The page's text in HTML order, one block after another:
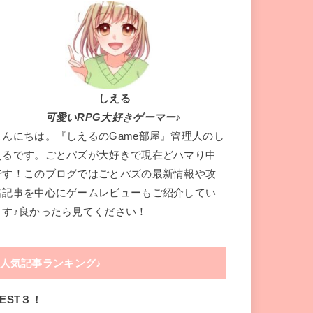
える
愛いRPG大好きゲーマー♪
んにちは。『しえるのGame部屋』管理人のし
るです。ごとパズが大好きで現在どハマり中
す！このブログではごとパズの最新情報や攻
記事を中心にゲームレビューもご紹介してい
す♪良かったら見てください！
人気記事ランキング♪
３！